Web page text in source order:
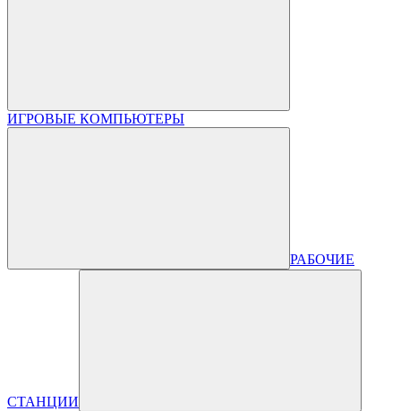
ИГРОВЫЕ КОМПЬЮТЕРЫ
РАБОЧИЕ
СТАНЦИИ